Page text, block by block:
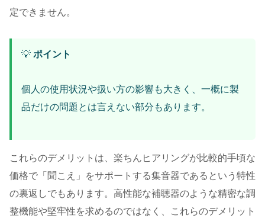
定できません。
💡 ポイント
個人の使用状況や扱い方の影響も大きく、一概に製
品だけの問題とは言えない部分もあります。
これらのデメリットは、楽ちんヒアリングが比較的手頃な
価格で「聞こえ」をサポートする集音器であるという特性
の裏返しでもあります。高性能な補聴器のような精密な調
整機能や堅牢性を求めるのではなく、これらのデメリット